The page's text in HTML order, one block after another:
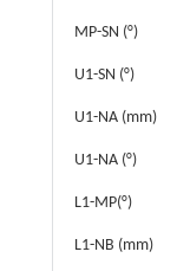
MP-SN (°)
U1-SN (°)
U1-NA (mm)
U1-NA (°)
L1-MP(°)
L1-NB (mm)